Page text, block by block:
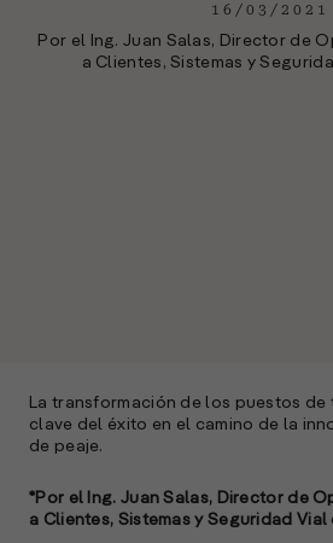
16/03/2021
Por el Ing. Juan Salas, Director de
a Clientes, Sistemas y
La transformación de los puestos
clave del éxito en el camino de la
de peaje.
*Por el Ing. Juan Salas, Director de
a Clientes, Sistemas y Seguridad Vial